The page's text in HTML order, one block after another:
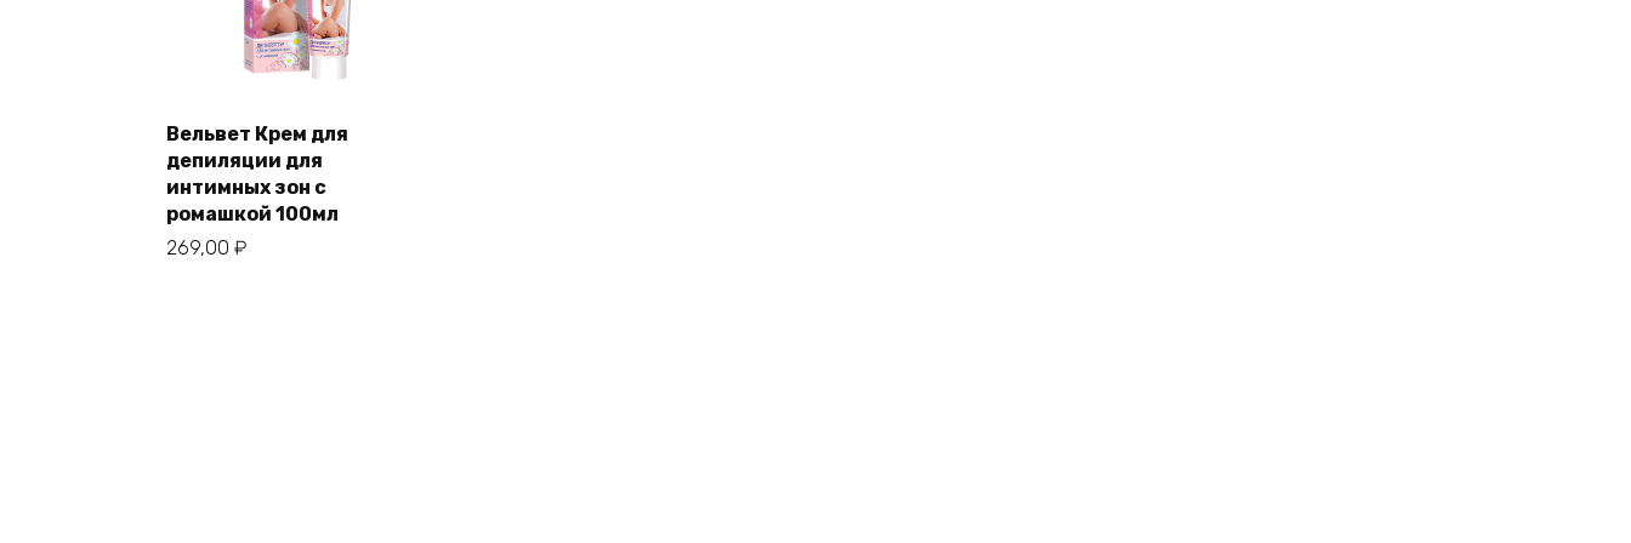
Вельвет Крем для
депиляции для
интимных зон с
ромашкой 100мл
269,00 ₽